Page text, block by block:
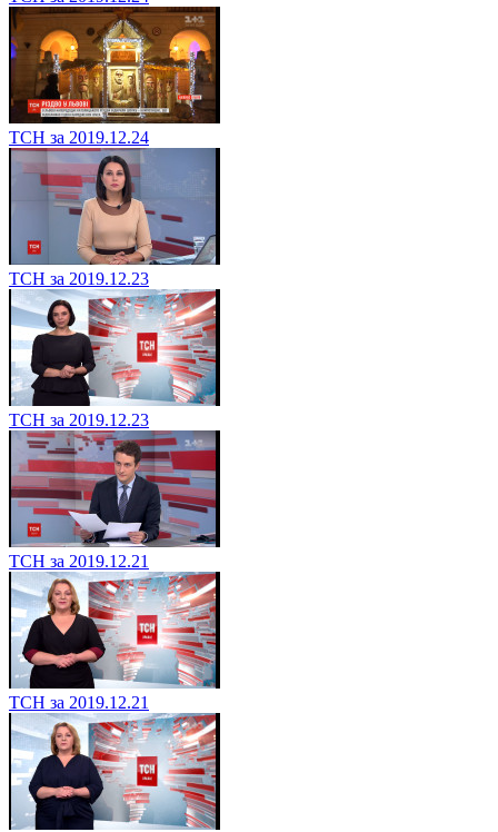
ТСН за 2019.12.24
ТСН за 2019.12.23
ТСН за 2019.12.23
ТСН за 2019.12.21
ТСН за 2019.12.21